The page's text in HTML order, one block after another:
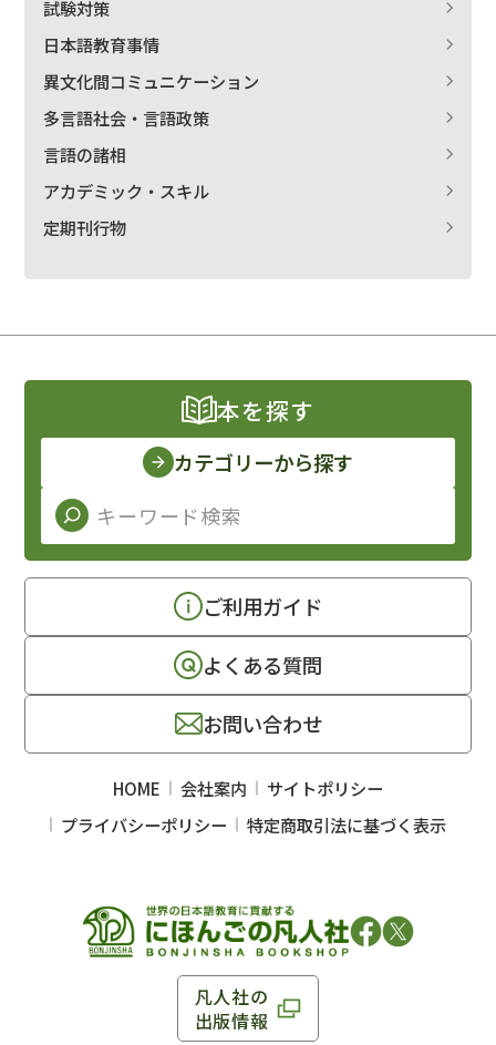
試験対策
日本語教育事情
異文化間コミュニケーション
多言語社会・言語政策
言語の諸相
アカデミック・スキル
定期刊行物
凡人社の
出版情報
本を探す
カテゴリーから探す
ご利用ガイド
よくある質問
お問い合わせ
HOME 会社案内
サイトポリシー
プライバシーポリシー
特定商取引法に基づく表示